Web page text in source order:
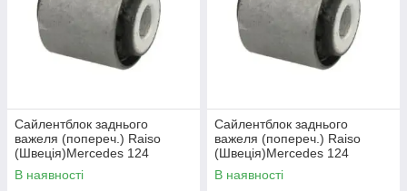
Сайлентблок заднього
важеля (попереч.) Raiso
(Швеція)Mercedes 124
C124,Мерседес 124 Ц124
#RL-124465M UAMBXFN4
В наявності
Сайлентблок заднього
важеля (попереч.) Raiso
(Швеція)Mercedes 124
W124,Мерседес 124 Ф124
#RL-124465M UAMBXFN4
В наявності